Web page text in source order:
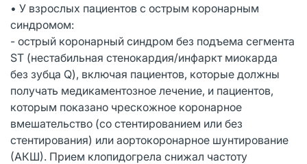
• У взрослых пациентов с острым коронарным
синдромом:
- острый коронарный синдром без подъема сегмента
SТ (нестабильная стенокардия/инфаркт миокарда
без зубца Q), включая пациентов, которые должны
получать медикаментозное лечение, и пациентов,
которым показано чрескожное коронарное
вмешательство (со стентированием или без
стентирования) или аортокоронарное шунтирование
(АКШ). Прием клопидогрела снижал частоту